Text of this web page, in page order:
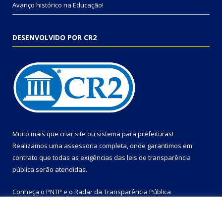
Avanço histórico na Educação!
DESENVOLVIDO POR CR2
Muito mais que criar site ou sistema para prefeituras!
Realizamos uma assessoria completa, onde garantimos em
contrato que todas as exigências das leis de transparência
pública serão atendidas.
Conheça o PNTP e o Radar da Transparência Pública